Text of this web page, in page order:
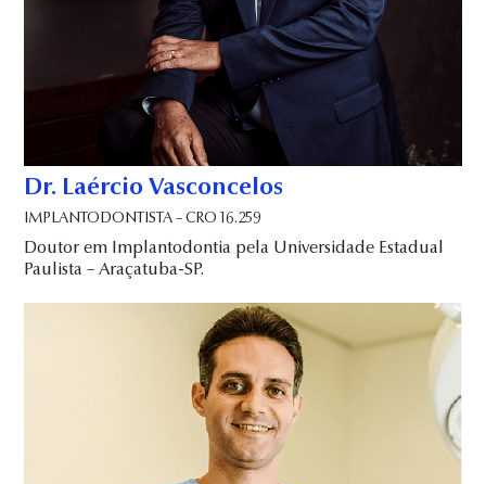
Dr. Laércio Vasconcelos
IMPLANTODONTISTA – CRO 16.259
Doutor em Implantodontia pela Universidade Estadual
Paulista – Araçatuba-SP.